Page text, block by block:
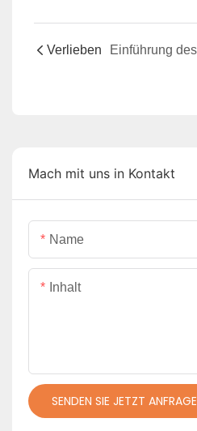
Verlieben
Mach mit uns in Kontakt
Name
Inhalt
SENDEN SIE JETZT ANFRAGE